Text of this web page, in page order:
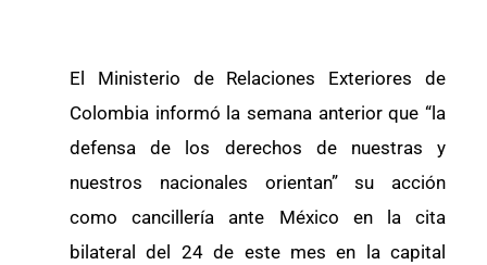
El Ministerio de Relaciones Exteriores de
Colombia informó la semana anterior que “la
defensa de los derechos de nuestras y
nuestros nacionales orientan” su acción
como cancillería ante México en la cita
bilateral del 24 de este mes en la capital